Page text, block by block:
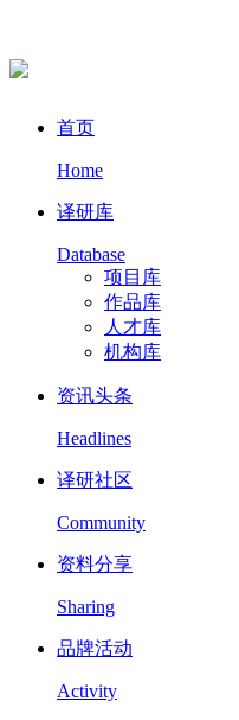
首页
Home
译研库
Database
项目库
作品库
人才库
机构库
资讯头条
Headlines
译研社区
Community
资料分享
Sharing
品牌活动
Activity